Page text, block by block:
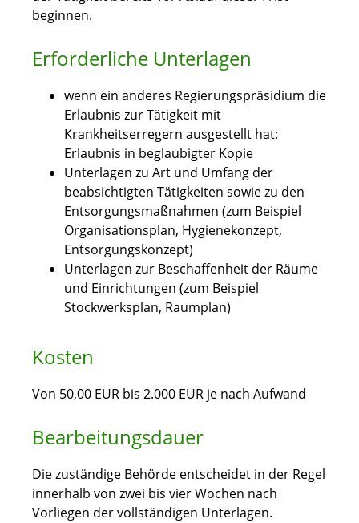
beginnen.
Erforderliche Unterlagen
wenn ein anderes Regierungspräsidium die
Erlaubnis zur Tätigkeit mit
Krankheitserregern ausgestellt hat:
Erlaubnis in beglaubigter Kopie
Unterlagen zu Art und Umfang der
beabsichtigten Tätigkeiten sowie zu den
Entsorgungsmaßnahmen (zum Beispiel
Organisationsplan, Hygienekonzept,
Entsorgungskonzept)
Unterlagen zur Beschaffenheit der Räume
und Einrichtungen (zum Beispiel
Stockwerksplan, Raumplan)
Kosten
Von 50,00 EUR bis 2.000 EUR je nach Aufwand
Bearbeitungsdauer
Die zuständige Behörde entscheidet in der Regel
innerhalb von zwei bis vier Wochen nach
Vorliegen der vollständigen Unterlagen.